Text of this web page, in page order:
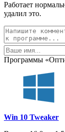
Работает
удалил это.
Программы
Win 10 Tweaker